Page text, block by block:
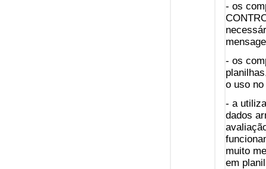
- os
- os
o uso
- a
dados
muito
em